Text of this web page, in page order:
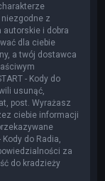
z
autorskie i dobra
dla ciebie
a twój dostawca
- Kody do
usunąć,
post. Wyrażasz
ciebie informacji
do Radia,
za
do kradzieży